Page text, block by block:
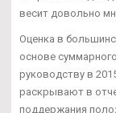
весит довольно
Оценка в
основе
руководству в
раскрывают в
поддержания